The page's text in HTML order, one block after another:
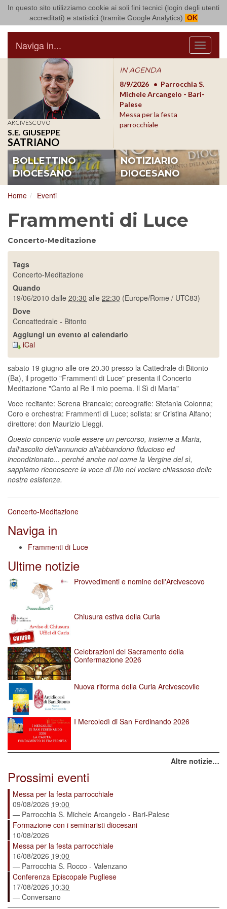
In questo sito utilizziamo cookie ai soli fini tecnici (login degli utenti
accreditati) e statistici (tramite Google Analytics). OK
Arcidiocesi di Bari Bitonto
Menu
Naviga in...
ARCIVESCOVO
S.E. GIUSEPPE
SATRIANO
IN AGENDA
8/17/2026
Conversano
Conferenza Episcopale
Pugliese
8/9/2026
Parrocchia S.
Michele Arcangelo - Bari-
Palese
Messa per la festa
parrocchiale
BOLLETTINO
DIOCESANO
NOTIZIARIO
DIOCESANO
Home Eventi
Frammenti di Luce
Concerto-Meditazione
Tags
Concerto-Meditazione
Quando
19/06/2010 dalle 20:30 alle 22:30 (Europe/Rome / UTC83)
Dove
Concattedrale - Bitonto
Aggiungi un evento al calendario
iCal
sabato 19 giugno alle ore 20.30 presso la Cattedrale di Bitonto
(Ba), il progetto "Frammenti di Luce" presenta il Concerto
Meditazione "Canto al Re il mio poema. Il Sì di Maria"
Voce recitante: Serena Brancale; coreografie: Stefania Colonna;
Coro e orchestra: Frammenti di Luce; solista: sr Cristina Alfano;
direttore: don Maurizio Lieggi.
Questo concerto vuole essere un percorso, insieme a Maria,
dall'ascolto dell'annuncio all'abbandono fiducioso ed
incondizionato... perché anche noi come la Vergine del sì,
sappiamo riconoscere la voce di Dio nel vociare chiassoso delle
nostre esistenze.
Concerto-Meditazione
Naviga in
Frammenti di Luce
Ultime notizie
Provvedimenti e nomine dell'Arcivescovo
Chiusura estiva della Curia
Celebrazioni del Sacramento della
Confermazione 2026
Nuova riforma della Curia Arcivescovile
I Mercoledì di San Ferdinando 2026
Altre notizie…
Prossimi eventi
Messa per la festa parrocchiale
09/08/2026 19:00
— Parrocchia S. Michele Arcangelo - Bari-Palese
Formazione con i seminaristi diocesani
10/08/2026
Messa per la festa parrocchiale
16/08/2026 19:00
— Parrocchia S. Rocco - Valenzano
Conferenza Episcopale Pugliese
17/08/2026 10:30
— Conversano